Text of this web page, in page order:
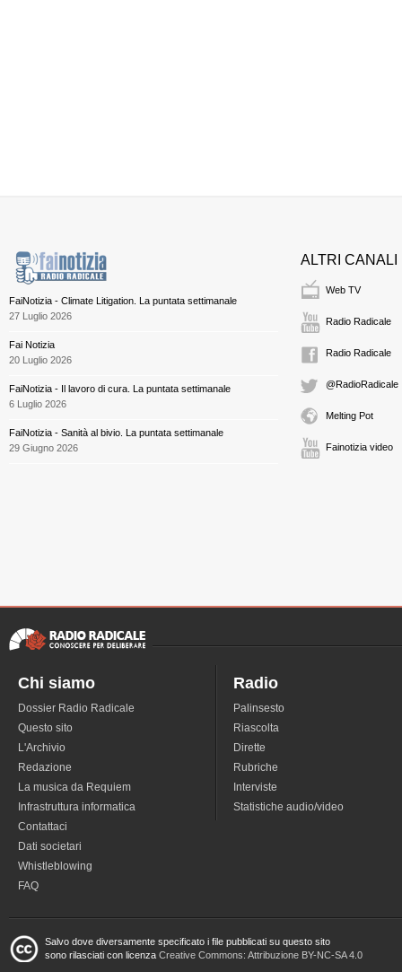
FaiNotizia - Climate Litigation. La puntata settimanale
27 Luglio 2026
Fai Notizia
20 Luglio 2026
FaiNotizia - Il lavoro di cura. La puntata settimanale
6 Luglio 2026
FaiNotizia - Sanità al bivio. La puntata settimanale
29 Giugno 2026
ALTRI CANALI
Web TV
Radio Radicale
Radio Radicale
@RadioRadicale
Melting Pot
Fainotizia video
Chi siamo
Dossier Radio Radicale
Questo sito
L'Archivio
Redazione
La musica da Requiem
Infrastruttura informatica
Contattaci
Dati societari
Whistleblowing
FAQ
Radio
Palinsesto
Riascolta
Dirette
Rubriche
Interviste
Statistiche audio/video
Salvo dove diversamente specificato i file pubblicati su questo sito
sono rilasciati con licenza Creative Commons: Attribuzione BY-NC-SA 4.0